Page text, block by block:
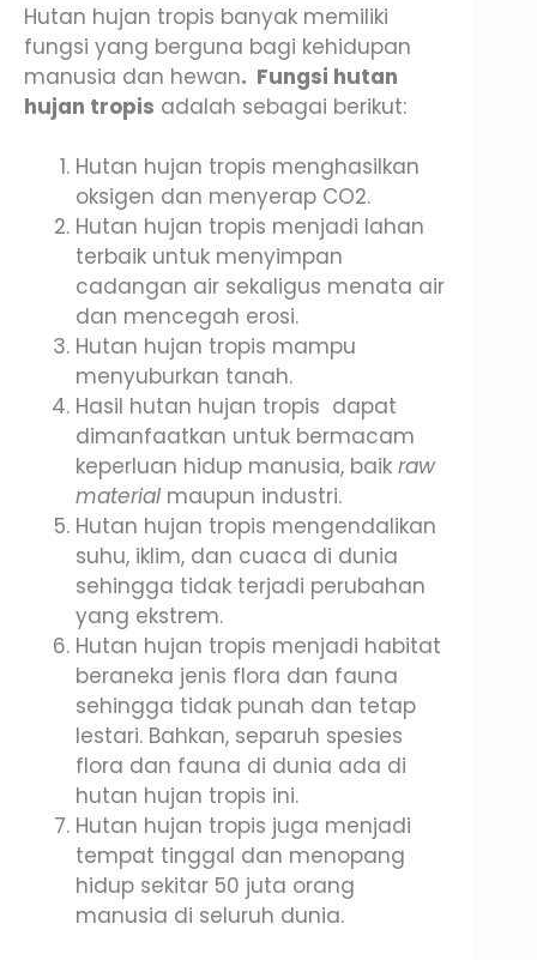
Hutan hujan tropis banyak memiliki
fungsi yang berguna bagi kehidupan
manusia dan hewan. Fungsi hutan
hujan tropis adalah sebagai berikut:
Hutan hujan tropis menghasilkan
oksigen dan menyerap CO2.
Hutan hujan tropis menjadi lahan
terbaik untuk menyimpan
cadangan air sekaligus menata air
dan mencegah erosi.
Hutan hujan tropis mampu
menyuburkan tanah.
Hasil hutan hujan tropis dapat
dimanfaatkan untuk bermacam
keperluan hidup manusia, baik raw
materialmaupun industri.
Hutan hujan tropis mengendalikan
suhu, iklim, dan cuaca di dunia
sehingga tidak terjadi perubahan
yang ekstrem.
Hutan hujan tropis menjadi habitat
beraneka jenis flora dan fauna
sehingga tidak punah dan tetap
lestari. Bahkan, separuh spesies
flora dan fauna di dunia ada di
hutan hujan tropis ini.
Hutan hujan tropis juga menjadi
tempat tinggal dan menopang
hidup sekitar 50 juta orang
manusia di seluruh dunia.